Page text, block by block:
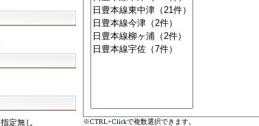
指定無し ※CTRL+Clickで複数選択できます。